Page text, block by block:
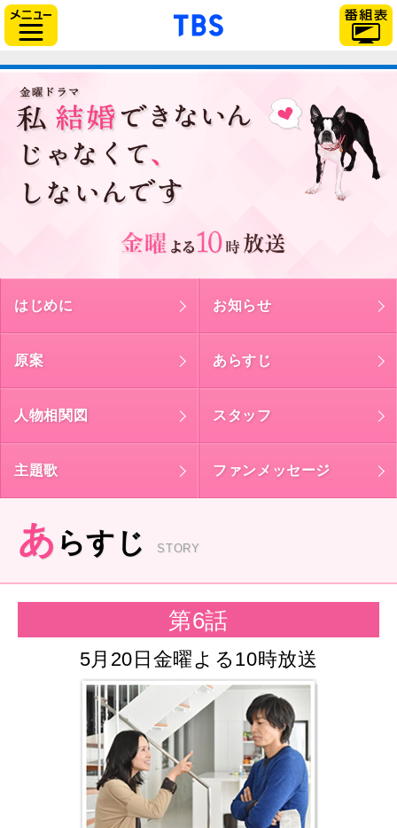
「TBSテレビ」トップ
はじめに お知らせ
原案 あらすじ
人物相関図 スタッフ
主題歌 ファンメッセージ
あ らすじ STORY
第6話
5月20日金曜よる10時放送